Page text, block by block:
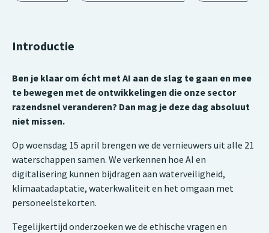
Introductie
Ben je klaar om écht met AI aan de slag te gaan en mee
te bewegen met de ontwikkelingen die onze sector
razendsnel veranderen? Dan mag je deze dag absoluut
niet missen.
Op woensdag 15 april brengen we de vernieuwers uit alle 21
waterschappen samen. We verkennen hoe AI en
digitalisering kunnen bijdragen aan waterveiligheid,
klimaatadaptatie, waterkwaliteit en het omgaan met
personeelstekorten.
Tegelijkertijd onderzoeken we de ethische vragen en